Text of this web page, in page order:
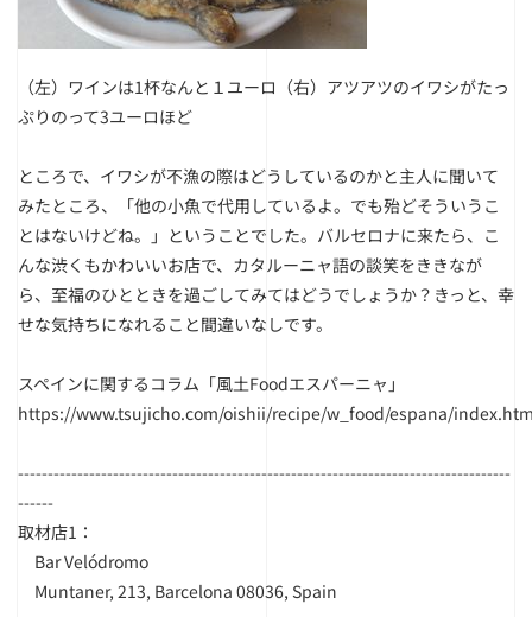
（左）ワインは1杯なんと１ユーロ （右）アツアツのイワシがたっ
ぷりのって3ユーロほど
ところで、イワシが不漁の際はどうしているのかと主人に聞いて
みたところ、「他の小魚で代用しているよ。でも殆どそういうこ
とはないけどね。」ということでした。バルセロナに来たら、こ
んな渋くもかわいいお店で、カタルーニャ語の談笑をききなが
ら、至福のひとときを過ごしてみてはどうでしょうか？きっと、幸
せな気持ちになれること間違いなしです。
スペインに関するコラム「風土Foodエスパーニャ」
https://www.tsujicho.com/oishii/recipe/w_food/espana/
-----------------------------------------------------------------------------------
------
取材店1：
Bar Velódromo
Muntaner, 213, Barcelona 08036, Spain